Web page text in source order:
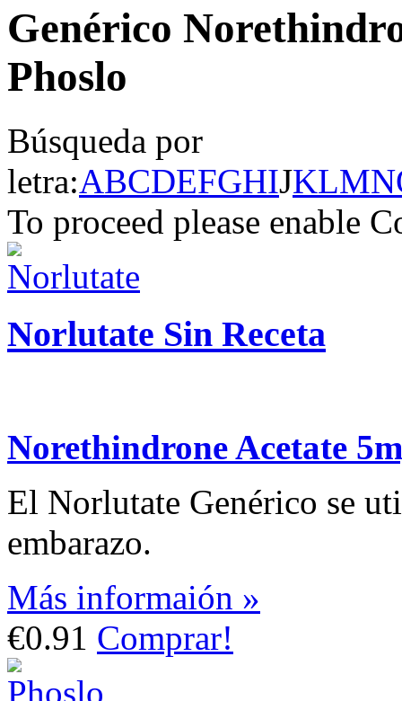
Genérico
Phoslo
Búsqueda por
letra:ABCDEFGHIJKLMN
To proceed please enable
Norlutate Sin Receta
Norethindrone Acetate
El Norlutate Genérico se
embarazo.
Más informaión »
€0.91 Comprar!